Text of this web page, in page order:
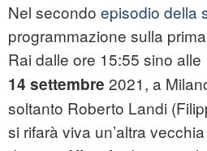
Nel secondo episodio della
programmazione sulla
Rai dalle ore 15:55 sino alle
14 settembre 2021, a
soltanto Roberto Landi
si rifarà viva un’altra